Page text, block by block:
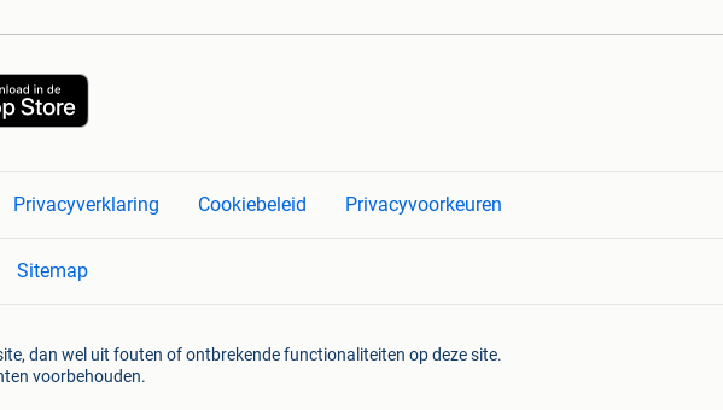
Privacyverklaring Cookiebeleid Privacyvoorkeuren
Sitemap
dan wel uit fouten of ontbrekende functionaliteiten op deze site.
voorbehouden.